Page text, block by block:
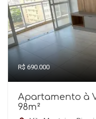
R$ 690.000
Apartamento à
98m²